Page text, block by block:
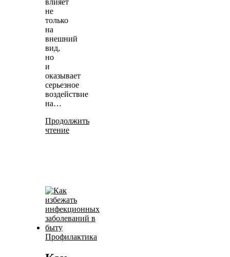
не
только
на
внешний
вид,
но
и
оказывает
серьезное
воздействие
на…
Продолжить
чтение
Профилактика